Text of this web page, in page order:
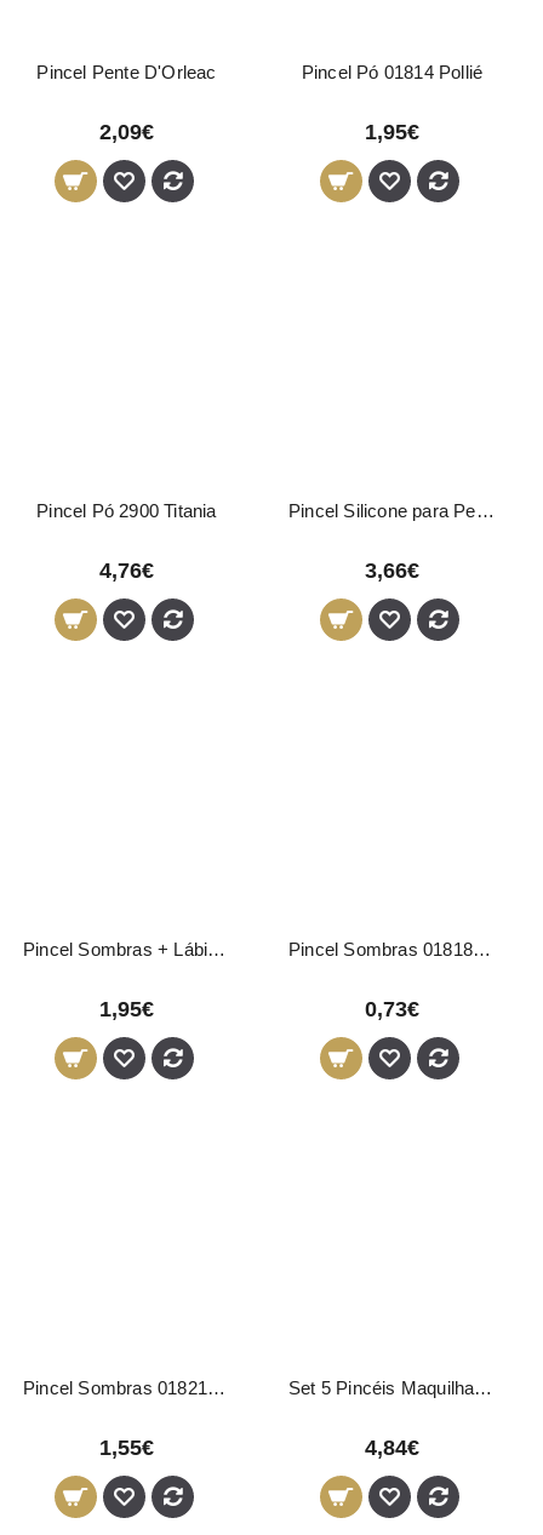
Pincel Pente D'Orleac
2,09€
Pincel Pó 01814 Pollié
1,95€
Pincel Pó 2900 Titania
4,76€
Pincel Silicone para Pestanas 10 Unidades
3,66€
Pincel Sombras + Lábios D9197 Donegal
1,95€
Pincel Sombras 01818 Pollié
0,73€
Pincel Sombras 01821 Pollié
1,55€
Set 5 Pincéis Maquilhagem Preto
4,84€